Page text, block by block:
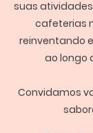
suas
cafeterias
reinventando
ao longo
Convidamos